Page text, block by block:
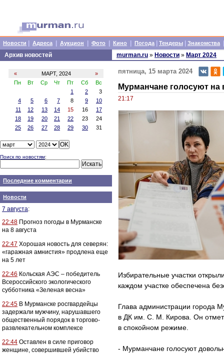
Новости Адреса Аукцион Фото Кино Погода Тендеры Знакомства
Архив новостей
« МАРТ, 2024
»
Пн
Вт Ср Чт Пт Сб
Вс
1
2
3
4
5 6 7 8 9
10
11
12 13 14 15 16
17
18
19 20 21 22 23
24
25
26 27 28 29 30 31
Поиск по новостям:
Последние комментарии
Новости
7 августа:
22:48 Прогноз погоды в Мурманске
на 8 августа
22:47 Хорошая новость для северян:
«гаражная амнистия» продлена еще
на 5 лет
22:46 Кольская АЭС – победитель
Всероссийского экологического
субботника «Зеленая весна»
22:45 В Мурманске росгвардейцы
задержали мужчину, нарушавшего
общественный порядок в торгово-
развлекательном комплексе
22:44 Оставлен в силе приговор
женщине, совершившей убийство
murman.ru » Новости » Март 2024
пятница, 15 марта 2024
Мурманчане голосуют
21:17
Избирательные участки
каждом участке обеспечена
Глава администрации города
в ДК им. С. М. Кирова. Он
в спокойном режиме.
- Мурманчане голосуют